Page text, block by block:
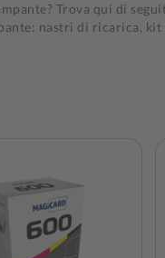
Trova qui di
nastri di ricarica, kit